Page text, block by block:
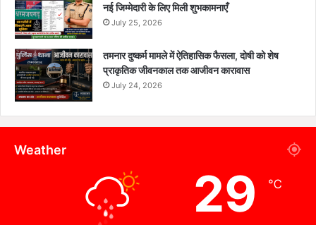
नई जिम्मेदारी के लिए मिली शुभकामनाएँ
July 25, 2026
तमनार दुष्कर्म मामले में ऐतिहासिक फैसला, दोषी को शेष
प्राकृतिक जीवनकाल तक आजीवन कारावास
July 24, 2026
Weather
29 ℃